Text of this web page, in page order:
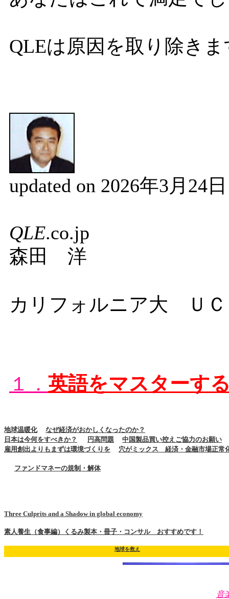
QLEは原因を取り除き
updated on 2026年3月
QLE.co.jp
森田 洋
カリフォルニア大 Ｕ
１． 英語をマスターす
地球温暖化
なぜ経済がおかしくなったのか？
日本は今何をすべきか？
円高問題
中国製品買い控えご協力のお願い
雇用創出よりもまずは環境づくりを
穴がミックス 経済・金融市場正常
ファンドマネーの規制・解体
Three Culprits and a Shadow in global economy
素人養生（食事編）くるみ製本・冊子・コンサル おすすめです！
地球を救え
音